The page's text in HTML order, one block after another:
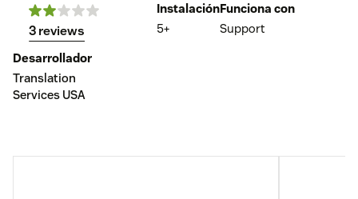
3 reviews
Instalación
5+
Funciona con
Support
Desarrollador
Translation
Services USA